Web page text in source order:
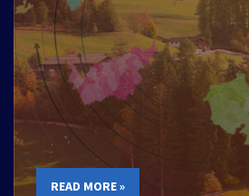
READ MORE »